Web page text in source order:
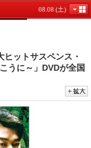
08.08 (土)
ットサスペンス・
うに～」DVDが全国